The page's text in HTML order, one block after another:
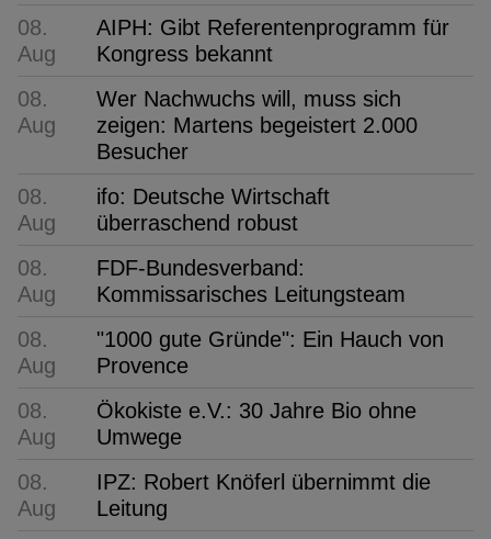
08.
Aug
AIPH: Gibt Referentenprogramm für
Kongress bekannt
08.
Aug
Wer Nachwuchs will, muss sich
zeigen: Martens begeistert 2.000
Besucher
08.
Aug
ifo: Deutsche Wirtschaft
überraschend robust
08.
Aug
FDF-Bundesverband:
Kommissarisches Leitungsteam
08.
Aug
"1000 gute Gründe": Ein Hauch von
Provence
08.
Aug
Ökokiste e.V.: 30 Jahre Bio ohne
Umwege
08.
Aug
IPZ: Robert Knöferl übernimmt die
Leitung